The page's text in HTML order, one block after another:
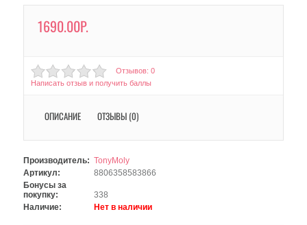
1690.00Р.
Отзывов: 0
Написать отзыв и получить баллы
ОПИСАНИЕ ОТЗЫВЫ (0)
Производитель: TonyMoly
Артикул:
8806358583866
Бонусы за
покупку:
338
Наличие:
Нет в наличии